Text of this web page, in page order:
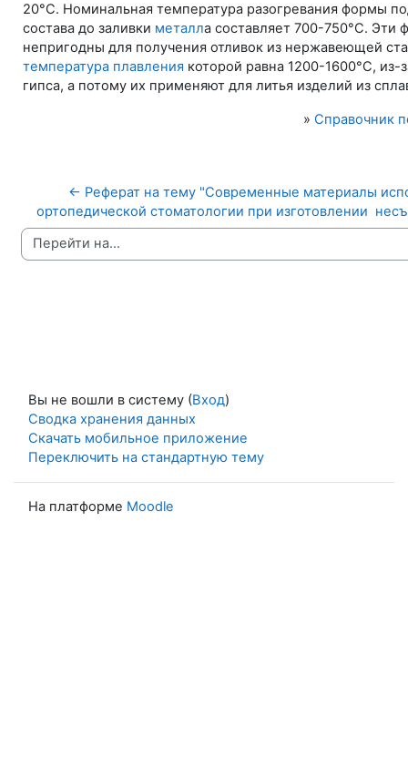
20°С. Номинальная температура разогревания формы
состава до заливки металла составляет 700-750°С. Эти
непригодны для получения отливок из нержавеющей
температура плавления которой равна 1200-1600°С, из-
гипса, а потому их применяют для литья изделий из
» Справочник
← Реферат на тему "Современные материалы
ортопедической стоматологии при изготовлении
Перейти на...
Вы не вошли в систему (Вход)
Сводка хранения данных
Скачать мобильное приложение
Переключить на стандартную тему
На платформе Moodle